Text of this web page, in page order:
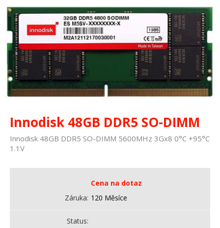
Innodisk 48GB DDR5 SO-DIMM
Innodisk 48GB DDR5 SO-DIMM 5600MHz 3Gx8 0°C +95°C
1.1V
Cena na dotaz
Záruka 120 Měsíce
Status